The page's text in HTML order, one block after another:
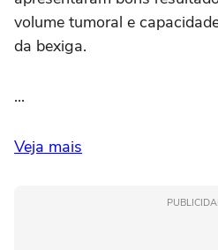
volume tumoral e
da bexiga.
...
Veja mais